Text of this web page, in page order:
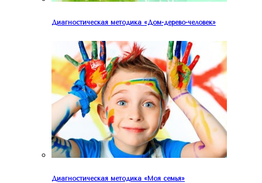
Диагностическая методика «Дом-дерево-человек»
Диагностическая методика «Моя семья»